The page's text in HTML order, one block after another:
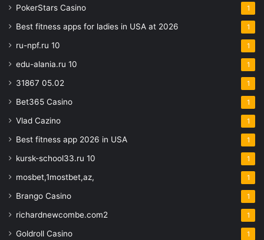
PokerStars Casino 1
Best fitness apps for ladies in USA at 2026 1
ru-npf.ru 10 1
edu-alania.ru 10 1
31867 05.02 1
Bet365 Casino 1
Vlad Cazino 1
Best fitness app 2026 in USA 1
kursk-school33.ru 10 1
mosbet,1mostbet,az, 1
Brango Casino 1
richardnewcombe.com2 1
Goldroll Casino 1